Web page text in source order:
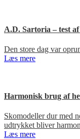
A.D. Sartoria – test
Den store dag var
Læs mere
Harmonisk brug af
Skomodeller dur med
udtrykket bliver
Læs mere